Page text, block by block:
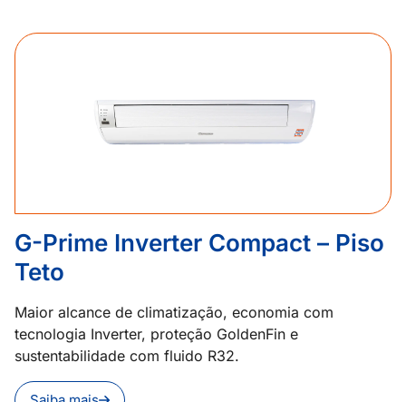
G-Prime Inverter Compact – Piso
Teto
Maior alcance de climatização, economia com
tecnologia Inverter, proteção GoldenFin e
sustentabilidade com fluido R32.